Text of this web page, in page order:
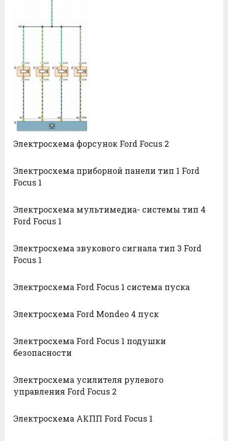
Электросхема форсунок Ford Focus 2
Электросхема приборной панели тип 1 Ford
Focus 1
Электросхема мультимедиа- системы тип 4
Ford Focus 1
Электросхема звукового сигнала тип 3 Ford
Focus 1
Электросхема Ford Focus 1 система пуска
Электросхема Ford Mondeo 4 пуск
Электросхема Ford Focus 1 подушки
безопасности
Электросхема усилителя рулевого
управления Ford Focus 2
Электросхема АКПП Ford Focus 1